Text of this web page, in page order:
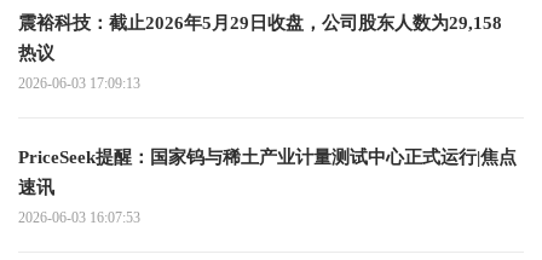
震裕科技：截止2026年5月29日收盘，公司股东人数为29,158
热议
2026-06-03 17:09:13
PriceSeek提醒：国家钨与稀土产业计量测试中心正式运行|焦点
速讯
2026-06-03 16:07:53